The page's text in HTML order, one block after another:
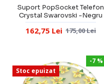
Suport PopSocket Telefon
Crystal Swarovski -Negru
162,75 Lei 175,00 Lei
-7 %
Stoc epuizat